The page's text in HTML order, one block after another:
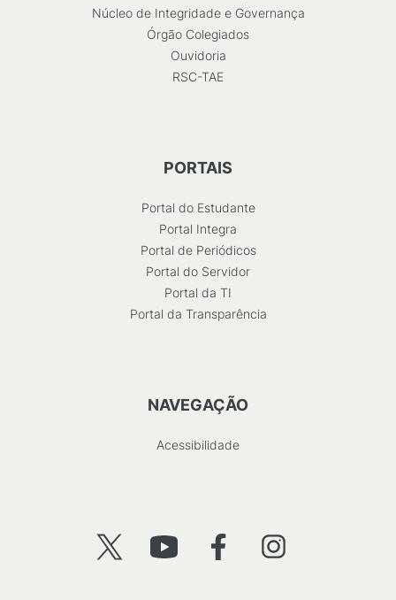
Núcleo de Integridade e Governança
Órgão Colegiados
Ouvidoria
RSC-TAE
PORTAIS
Portal do Estudante
Portal Integra
Portal de Periódicos
Portal do Servidor
Portal da TI
Portal da Transparência
NAVEGAÇÃO
Acessibilidade